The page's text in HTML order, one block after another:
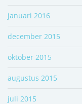
januari 2016
december 2015
oktober 2015
augustus 2015
juli 2015